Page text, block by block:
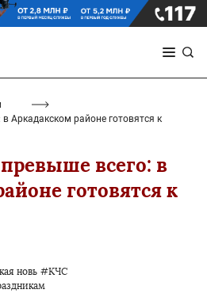
Аркадакском районе готовятся к
всего: в
готовятся к
новь #КЧС